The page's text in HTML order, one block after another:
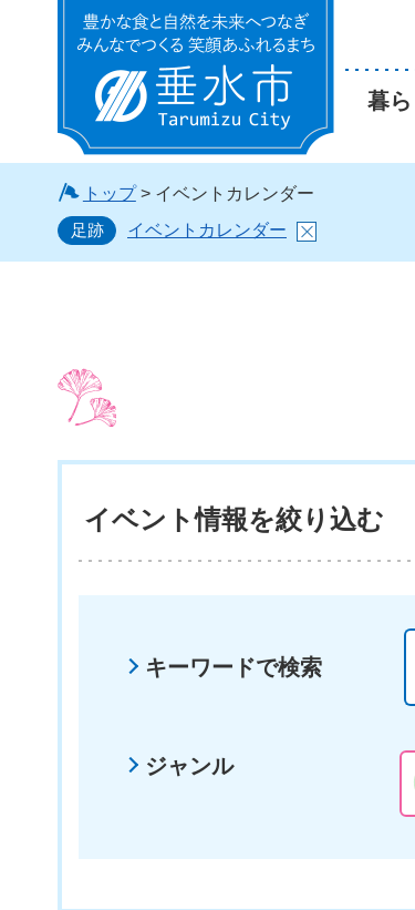
垂水市
暮
トップ> イベントカレンダー
足跡
イベントカレンダー
イベント情報を絞り込む
キーワードで検索
ジャンル